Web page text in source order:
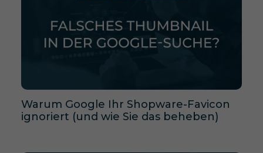
Warum Google Ihr Shopware-Favicon
ignoriert (und wie Sie das beheben)